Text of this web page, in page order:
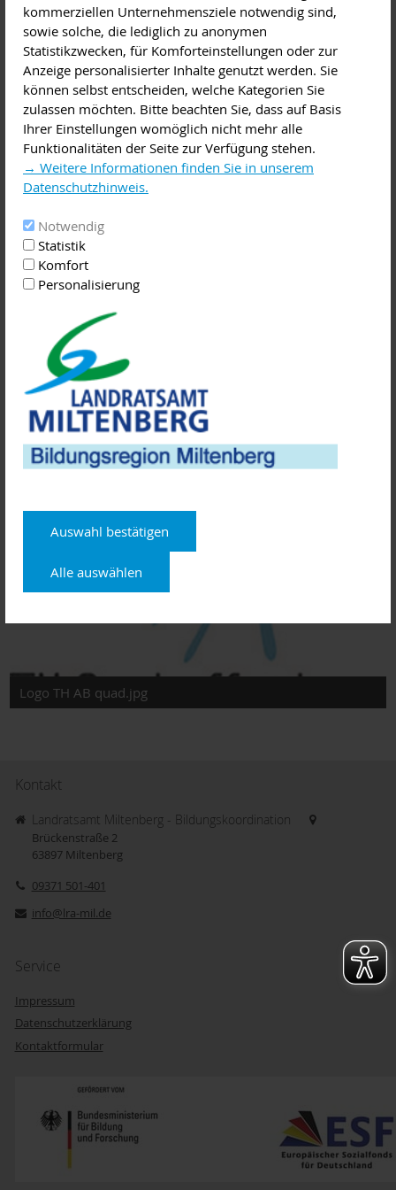
kommerziellen Unternehmensziele notwendig sind,
sowie solche, die lediglich zu anonymen
Statistikzwecken, für Komforteinstellungen oder zur
Anzeige personalisierter Inhalte genutzt werden. Sie
können selbst entscheiden, welche Kategorien Sie
zulassen möchten. Bitte beachten Sie, dass auf Basis
Ihrer Einstellungen womöglich nicht mehr alle
Funktionalitäten der Seite zur Verfügung stehen.
→ Weitere Informationen finden Sie in unserem
Datenschutzhinweis.
Notwendig
Statistik
Komfort
Personalisierung
Auswahl bestätigen
Alle auswählen
über Inhalte und Aufbau des Studiengangs, zeigen die
beruflichen Perspektiven auf und stehen für Fragen zur
Verfügung.
Mehr als 99 Prozent aller Unternehmen in Deutschland
gehören zu den kleinen und mittleren Unternehmen, deren
Besonderheiten im Studium berücksichtigt werden. So wird
zum Beispiel in den Lehrveranstaltungen von BW KMU
besprochen, wie ein Start-up gegründet oder die
Geschäftsführung innerhalb oder außerhalb der Familie
Managementfähigkeiten zur Führung eines mittelständischen
Unternehmens.
Unser Team des Studiengangs BW KMU am Campus in
Geplante Termine für weitere Infoabende zum Studiengang
BW KMU:
Dienstag, 10.05. | 17:30 Uhr (online)
Donnerstag, 23.06. | 18 Uhr am Campus in Miltenberg
(hybrid)
Logo TH AB quad.jpg
Kontakt
Landratsamt Miltenberg - Bildungskoordination
Brückenstraße 2
63897 Miltenberg
09371 501-401
info@lra-mil.de
Service
Impressum
Datenschutzerklärung
Kontaktformular